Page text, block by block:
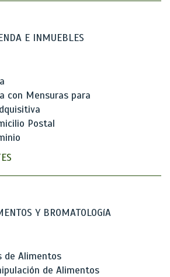
E INMUEBLES
con Mensuras para
Postal
Y BROMATOLOGíA
de Alimentos
de Alimentos